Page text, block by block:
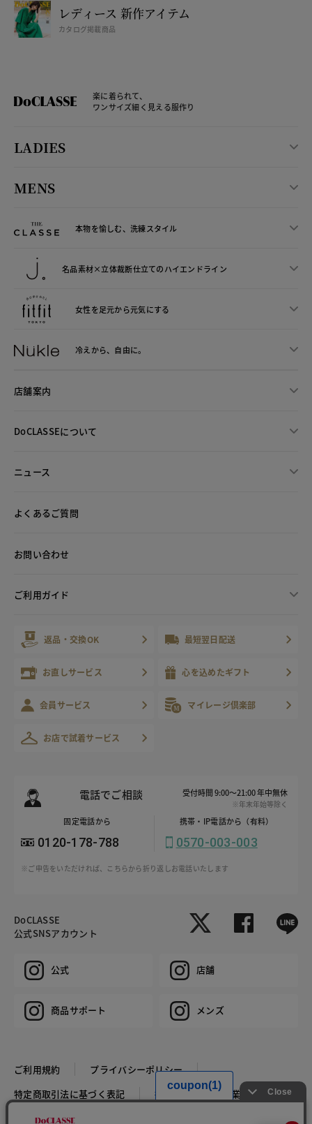
レディース 新作アイテム
カタログ掲載商品
楽に着られて、
ワンサイズ細く見える服作り
LADIES
MENS
本物を愉しむ、洗練スタイル
名品素材×立体裁断仕立てのハイエンドライン
女性を足元から元気にする
冷えから、 自由に。
店舗案内
DoCLASSEについて
ニュース
よくあるご質問
お問い合わせ
ご利用ガイド
返品・交換OK 最短翌日配送
お直しサービス 心を込めたギフト
会員サービス マイレージ倶楽部
お店で試着サービス
電話でご相談 受付時間 9:00～21:00 年中無休
※年末年始等除く
固定電話から
0120-178-788
携帯・IP電話から（有料）
0570-003-003
※ご申告をいただければ、こちらから折り返しお電話いたします
DoCLASSE
公式SNSアカウント
公式 店舗
商品サポート メンズ
ご利用規約
プライバシーポリシー
特定商取引法に基づく表記
推奨環境 企業情報
COPYRIGHT © DoCLASSE ALL RIGHTS RESERVED.